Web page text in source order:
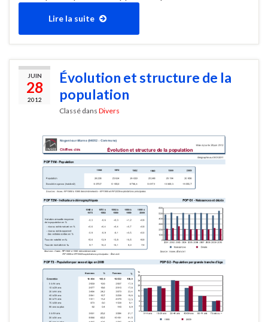
Lire la suite
JUIN
28
2012
Évolution et structure de la
population
Classé dans Divers